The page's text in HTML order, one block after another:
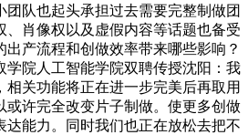
团队也起头承担过去需要完整制做团
、肖像权以及虚假内容等话题也备受
出产流程和创做效率带来哪些影响？
学院人工智能学院双聘传授沈阳：我
相关功能将正在进一步完美后再取用
或许完全改变片子制做。使更多创做
达能力。同时我们也正在放松去把不